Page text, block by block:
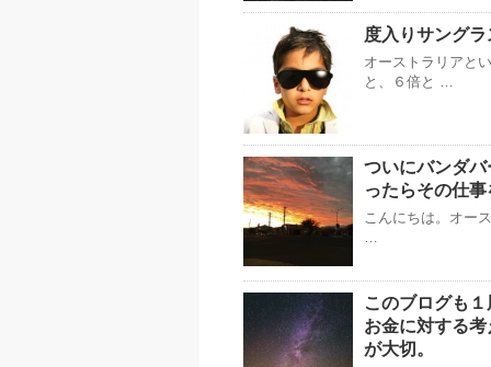
度入りサング
オーストラリアと
と、６倍と …
ついにバンダ
ったらその仕
こんにちは。オー
…
このブログも
お金に対する
が大切。